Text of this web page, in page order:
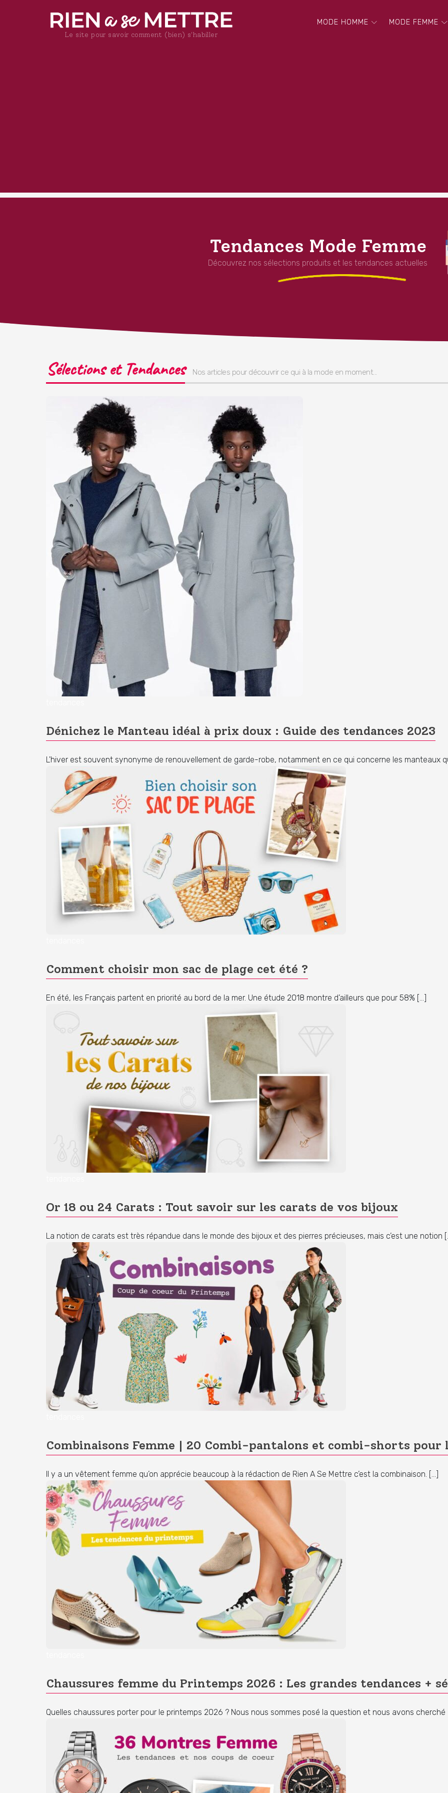
Le site pour savoir comment (bien) s'habiller
MODE HOMME MODE FEMME
Tendances Mode Femme
Découvrez nos sélections produits et les tendances actuelles
Sélections et Tendances Nos articles pour découvrir ce qui à la mode en moment...
Dénichez le Manteau idéal à prix doux : Guide des tendances 2023
L'hiver est souvent synonyme de renouvellement de garde-robe, notamment en ce qui concerne les manteaux
Comment choisir mon sac de plage cet été ?
En été, les Français partent en priorité au bord de la mer. Une étude 2018 montre d’ailleurs que pour 58% […]
Or 18 ou 24 Carats : Tout savoir sur les carats de vos bijoux
La notion de carats est très répandue dans le monde des bijoux et des pierres précieuses, mais c’est une notion
Combinaisons Femme | 20 Combi-pantalons et combi-shorts pour
Il y a un vêtement femme qu’on apprécie beaucoup à la rédaction de Rien A Se Mettre c’est la combinaison. […]
Chaussures femme du Printemps 2026 : Les grandes tendances +
Quelles chaussures porter pour le printemps 2026 ? Nous nous sommes posé la question et nous avons